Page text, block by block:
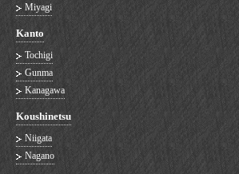
Miyagi
Kanto
Tochigi
Gunma
Kanagawa
Koushinetsu
Niigata
Nagano